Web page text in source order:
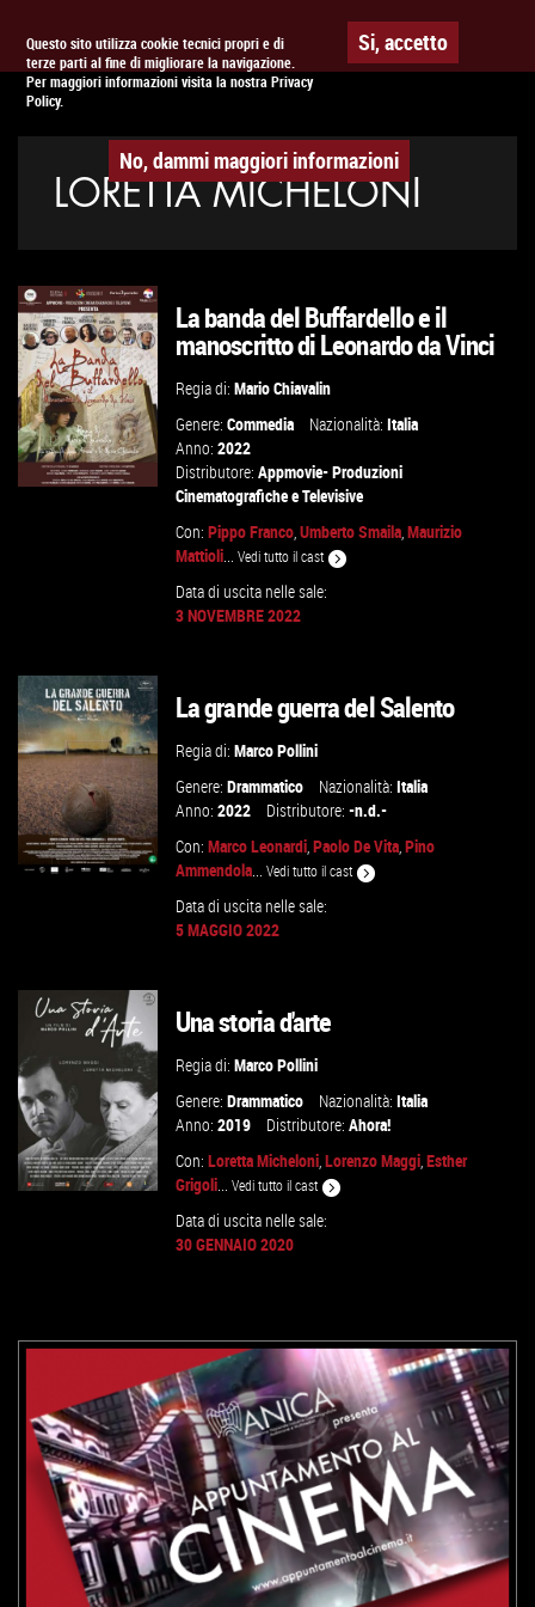
Questo sito utilizza cookie tecnici propri e di
terze parti al fine di migliorare la navigazione.
Per maggiori informazioni visita la nostra Privacy
Policy.
Si, accetto
No, dammi maggiori informazioni
APPUNTAMENTO AL CINEMA
LORETTA MICHELONI
La banda del Buffardello e il
manoscritto di Leonardo da Vinci
Regia di:Mario Chiavalin
Genere:Commedia Nazionalità:Italia
Anno:2022
Distributore:Appmovie- Produzioni
Cinematografiche e Televisive
Con:Pippo Franco,Umberto Smaila,Maurizio
Mattioli...Vedi tutto il cast
Data di uscita nelle sale:
3 NOVEMBRE 2022
VAI ALLA SCHEDA
La grande guerra del Salento
Regia di:Marco Pollini
Genere:Drammatico Nazionalità:Italia
Anno:2022 Distributore:-n.d.-
Con:Marco Leonardi,Paolo De Vita,Pino
Ammendola...Vedi tutto il cast
Data di uscita nelle sale:
5 MAGGIO 2022
VAI ALLA SCHEDA
Una storia d'arte
Regia di:Marco Pollini
Genere:Drammatico Nazionalità:Italia
Anno:2019 Distributore:Ahora!
Con:Loretta Micheloni,Lorenzo Maggi,Esther
Grigoli...Vedi tutto il cast
Data di uscita nelle sale:
30 GENNAIO 2020